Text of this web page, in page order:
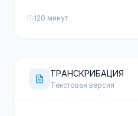
120 минут
ТРАНСКРИБАЦИЯ
Текстовая версия